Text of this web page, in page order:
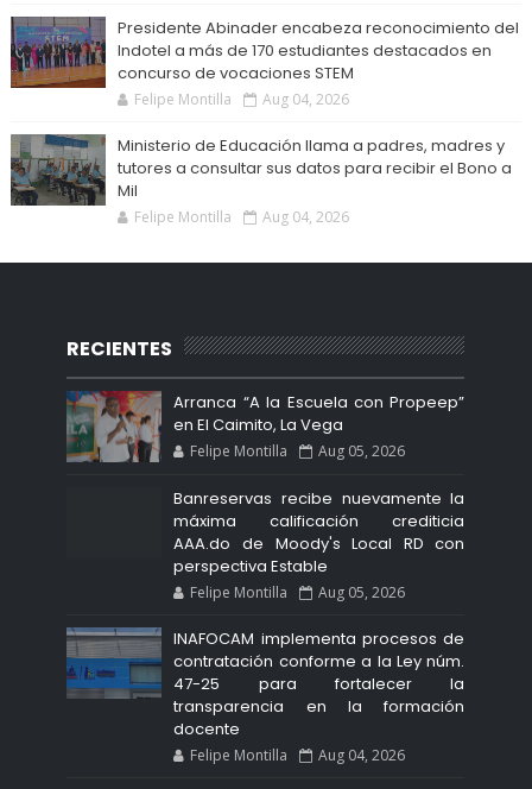
Presidente Abinader encabeza reconocimiento del
Indotel a más de 170 estudiantes destacados en
concurso de vocaciones STEM
Felipe Montilla Aug 04, 2026
Ministerio de Educación llama a padres, madres y
tutores a consultar sus datos para recibir el Bono a
Mil
Felipe Montilla Aug 04, 2026
RECIENTES
Arranca “A la Escuela con Propeep”
en El Caimito, La Vega
Felipe Montilla Aug 05, 2026
Banreservas recibe nuevamente la
máxima calificación crediticia
AAA.do de Moody's Local RD con
perspectiva Estable
Felipe Montilla Aug 05, 2026
INAFOCAM implementa procesos de
contratación conforme a la Ley núm.
47-25 para fortalecer la
transparencia en la formación
docente
Felipe Montilla Aug 04, 2026